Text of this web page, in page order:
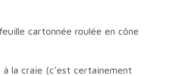
cartonnée roulée en cône
la craie (c’est certainement